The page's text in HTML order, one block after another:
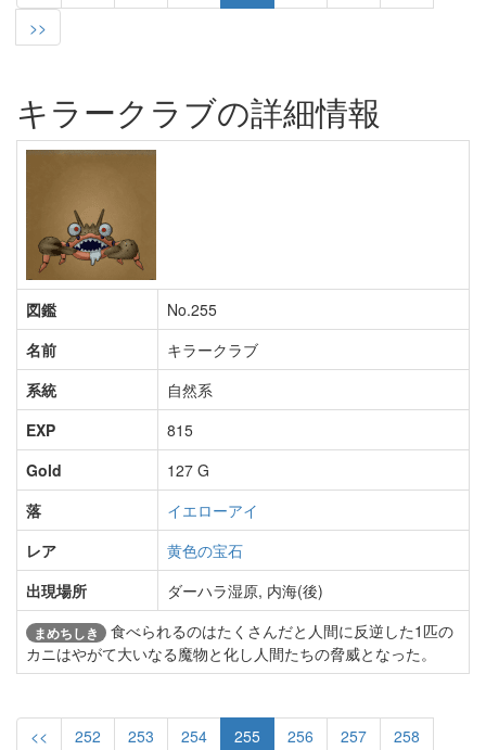
>>
キラークラブの詳細情報
図鑑
No.255
名前
キラークラブ
系統
自然系
EXP
815
Gold
127 G
落
イエローアイ
レア
黄色の宝石
出現場所
ダーハラ湿原, 内海(後)
まめちしき
食べられるのはたくさんだと人間に反逆した1匹の
カニはやがて大いなる魔物と化し人間たちの脅威となった。
<< 252 253 254 255 256 257
258